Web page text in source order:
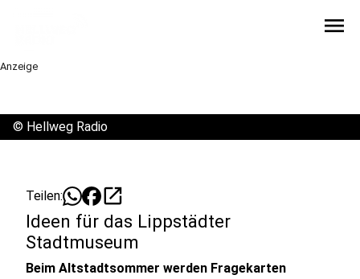
menu
Anzeige
© Hellweg Radio
Teilen: open_in_new
Ideen für das Lippstädter
Stadtmuseum
Beim Altstadtsommer werden Fragekarten